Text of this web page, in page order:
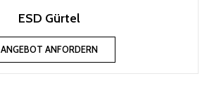
ESD Gürtel
ANGEBOT ANFORDERN